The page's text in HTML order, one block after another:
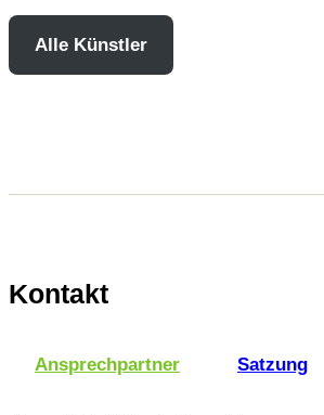
Alle Künstler
Kontakt
Ansprechpartner Satzung